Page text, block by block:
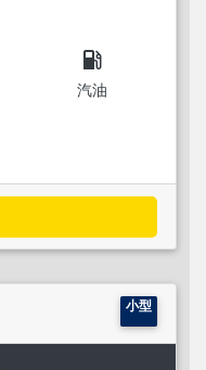
local_gas_station
汽油
小型